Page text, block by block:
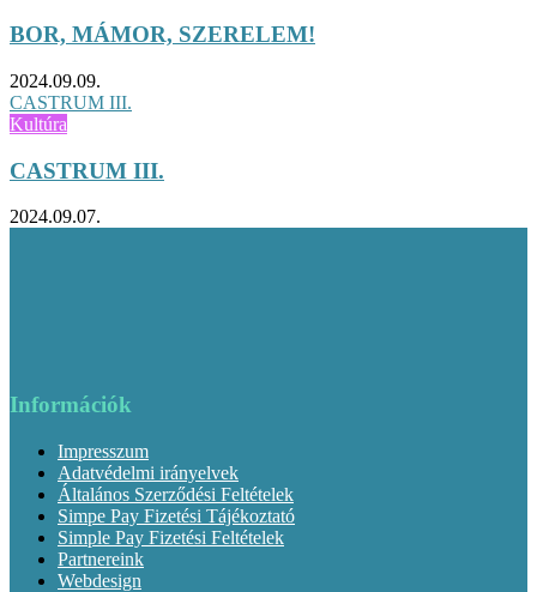
BOR, MÁMOR, SZERELEM!
2024.09.09.
CASTRUM III.
Kultúra
CASTRUM III.
2024.09.07.
Információk
Impresszum
Adatvédelmi irányelvek
Általános Szerződési Feltételek
Simpe Pay Fizetési Tájékoztató
Simple Pay Fizetési Feltételek
Partnereink
Webdesign